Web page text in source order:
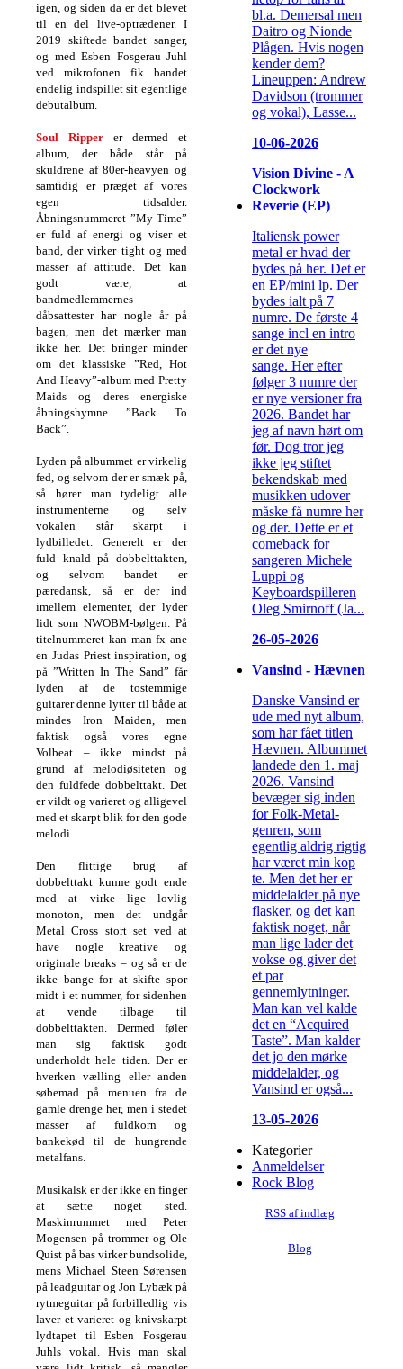
igen, og siden da er det blevet
til en del live-optrædener. I
2019 skiftede bandet sanger,
og med Esben Fosgerau Juhl
ved mikrofonen fik bandet
endelig indspillet sit egentlige
debutalbum.
Soul Ripper er dermed et
album, der både står på
skuldrene af 80er-heavyen og
samtidig er præget af vores
egen tidsalder.
Åbningsnummeret ”My Time”
er fuld af energi og viser et
band, der virker tight og med
masser af attitude. Det kan
godt være, at
bandmedlemmernes
dåbsattester har nogle år på
bagen, men det mærker man
ikke her. Det bringer minder
om det klassiske ”Red, Hot
And Heavy”-album med Pretty
Maids og deres energiske
åbningshymne ”Back To
Back”.
Lyden på albummet er virkelig
fed, og selvom der er smæk på,
så hører man tydeligt alle
instrumenterne og selv
vokalen står skarpt i
lydbilledet. Generelt er der
fuld knald på dobbelttakten,
og selvom bandet er
pæredansk, så er der ind
imellem elementer, der lyder
lidt som NWOBM-bølgen. På
titelnummeret kan man fx ane
en Judas Priest inspiration, og
på ”Written In The Sand” får
lyden af de tostemmige
guitarer denne lytter til både at
mindes Iron Maiden, men
faktisk også vores egne
Volbeat – ikke mindst på
grund af melodiøsiteten og
den fuldfede dobbelttakt. Det
er vildt og varieret og alligevel
med et skarpt blik for den gode
melodi.
Den flittige brug af
dobbelttakt kunne godt ende
med at virke lige lovlig
monoton, men det undgår
Metal Cross stort set ved at
have nogle kreative og
originale breaks – og så er de
ikke bange for at skifte spor
midt i et nummer, for sidenhen
at vende tilbage til
dobbelttakten. Dermed føler
man sig faktisk godt
underholdt hele tiden. Der er
hverken vælling eller anden
søbemad på menuen fra de
gamle drenge her, men i stedet
masser af fuldkorn og
bankekød til de hungrende
metalfans.
Musikalsk er der ikke en finger
at sætte noget sted.
Maskinrummet med Peter
Mogensen på trommer og Ole
Quist på bas virker bundsolide,
mens Michael Steen Sørensen
på leadguitar og Jon Lybæk på
rytmeguitar på forbilledlig vis
laver et varieret og knivskarpt
lydtapet til Esben Fosgerau
Juhls vokal. Hvis man skal
bl.a. Demersal men
Daitro og Nionde
Plågen. Hvis nogen
kender dem?
Lineuppen: Andrew
Davidson (trommer
og vokal), Lasse...
10-06-2026
Vision Divine - A
Clockwork
Reverie (EP)
Italiensk power
metal er hvad der
bydes på her. Det er
en EP/mini lp. Der
bydes ialt på 7
numre. De første 4
sange incl en intro
er det nye
sange. Her efter
følger 3 numre der
er nye versioner fra
2026. Bandet har
jeg af navn hørt om
før. Dog tror jeg
ikke jeg stiftet
bekendskab med
musikken udover
måske få numre her
og der. Dette er et
comeback for
sangeren Michele
Luppi og
Keyboardspilleren
Oleg Smirnoff (Ja...
26-05-2026
Vansind - Hævnen
Danske Vansind er
ude med nyt album,
som har fået titlen
Hævnen. Albummet
landede den 1. maj
2026. Vansind
bevæger sig inden
for Folk-Metal-
genren, som
egentlig aldrig rigtig
har været min kop
te. Men det her er
middelalder på nye
flasker, og det kan
faktisk noget, når
man lige lader det
vokse og giver det
et par
gennemlytninger.
Man kan vel kalde
det en “Acquired
Taste”. Man kalder
det jo den mørke
middelalder, og
Vansind er også...
13-05-2026
Kategorier
Anmeldelser
Rock Blog
RSS af indlæg
Blog